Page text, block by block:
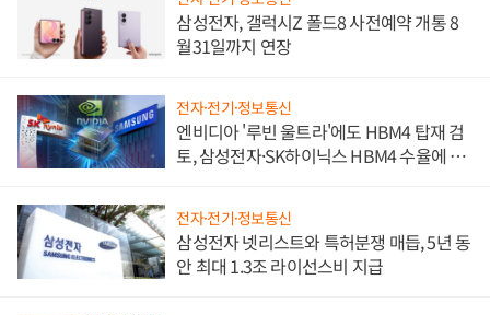
삼성전자, 갤럭시Z 폴드8 사전예약 개통 8
월31일까지 연장
전자·전기·정보통신
엔비디아 '루빈 울트라'에도 HBM4 탑재 검
토, 삼성전자·SK하이닉스 HBM4 수율에 주
전자·전기·정보통신
삼성전자 넷리스트와 특허분쟁 매듭, 5년 동
안 최대 1.3조 라이선스비 지급